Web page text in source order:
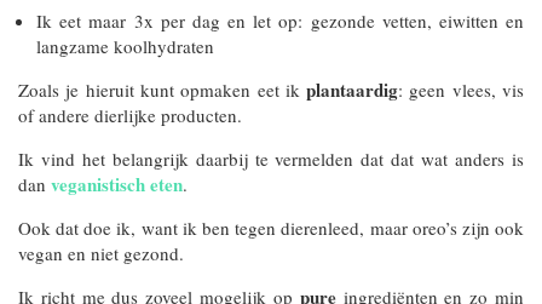
Ik eet maar 3x per dag en let op: gezonde vetten, eiwitten en
langzame koolhydraten
Zoals je hieruit kunt opmaken eet ikplantaardig: geen vlees, vis
of andere dierlijke producten.
Ik vind het belangrijk daarbij te vermelden dat dat wat anders is
dan veganistisch eten.
Ook dat doe ik, want ik ben tegen dierenleed, maar oreo’s zijn ook
vegan en niet gezond.
Ik richt me dus zoveel mogelijk op pureingrediënten en zo min